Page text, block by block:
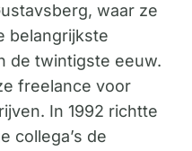
waar ze
belangrijkste
de twintigste eeuw.
freelance voor
In 1992 richtte
collega’s de